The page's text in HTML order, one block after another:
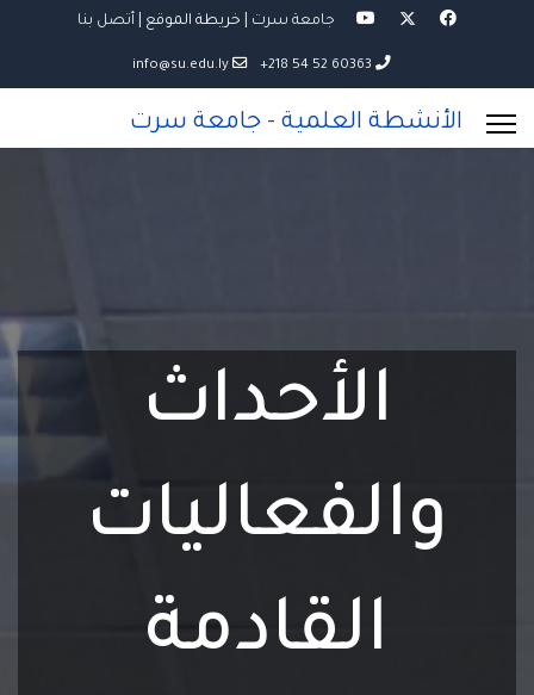
جامعة سرت خريطة الموقع | أتصل بنا
60363 52 54 218+
info@su.edu.ly
الأنشطة العلمية - جامعة سرت
الأحداث
والفعاليات
القادمة